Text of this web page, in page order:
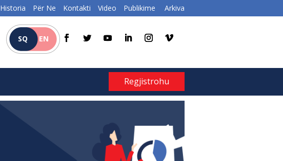
Historia Për Ne Kontakti Video Publikime Arkiva
SQ EN
Regjistrohu